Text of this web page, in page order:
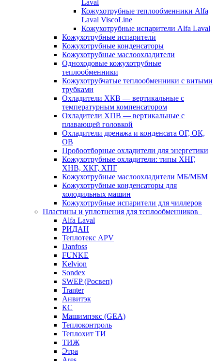
Laval
Кожухотрубные теплообменники Alfa
Laval ViscoLine
Кожухотрубные испарители Alfa Laval
Кожухотрубные испарители
Кожухотрубные конденсаторы
Кожухотрубные маслоохладители
Одноходовые кожухотрубные
теплообменники
Кожухотрубчатые теплообменники с витыми
трубками
Охладители ХКВ — вертикальные с
температурным компенсатором
Охладители ХПВ — вертикальные с
плавающей головкой
Охладители дренажа и конденсата ОГ, ОК,
ОВ
Пробоотборные охладители для энергетики
Кожухотрубные охладители: типы ХНГ,
ХНВ, ХКГ, ХПГ
Кожухотрубные маслоохладители МБ/МБМ
Кожухотрубные конденсаторы для
холодильных машин
Кожухотрубные испарители для чиллеров
Пластины и уплотнения для теплообменников
Alfa Laval
РИДАН
Теплотекс APV
Danfoss
FUNKE
Kelvion
Sondex
SWEP (Росвеп)
Tranter
Анвитэк
КС
Машимпэкс (GEA)
Теплоконтроль
Теплохит ТИ
ТИЖ
Этра